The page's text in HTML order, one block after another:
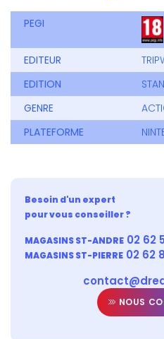
PEGI
EDITEUR
EDITION
GENRE
PLATEFORME
Besoin d'un expert
pour vous conseiller ?
MAGASINS ST-ANDRE 02 62
MAGASINS ST-PIERRE 02 62
NOUS